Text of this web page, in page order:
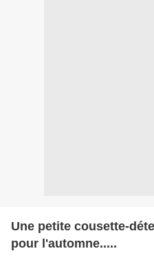
Une petite cousette-
pour l'automne.....